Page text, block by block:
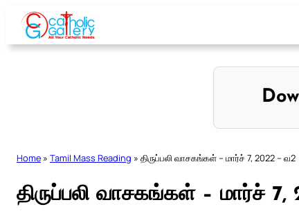
Skip
content
Home » Tamil Mass Reading » திருப்பலி வாசகங்கள் – மார்ச் 7, 2022 – வ2
திருப்பலி வாசகங்கள் – மார்ச்